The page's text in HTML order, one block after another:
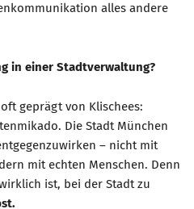
alles andere
in einer Stadtverwaltung?
geprägt von Klischees:
Die Stadt München
– nicht mit
mit echten Menschen. Denn
ist, bei der Stadt zu